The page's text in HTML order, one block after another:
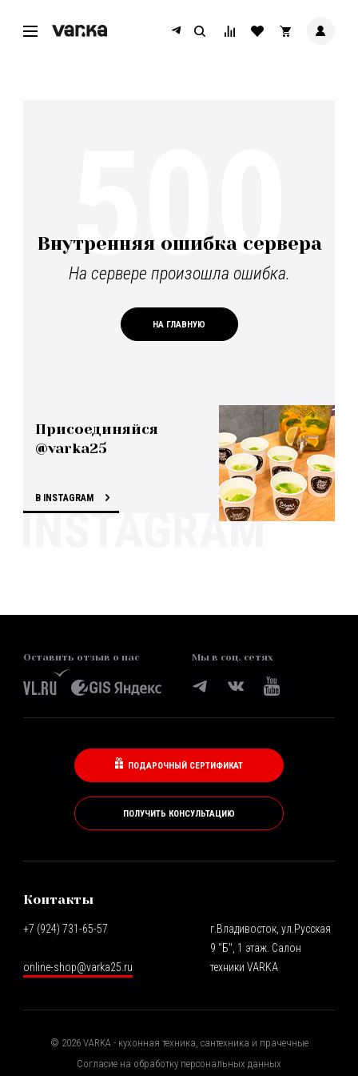
Внутренняя ошибка сервера
На сервере произошла ошибка.
НА ГЛАВНУЮ
500
Присоединяйся
@varka25
В INSTAGRAM
Оставить отзыв о нас Мы в соц. сетях
ПОДАРОЧНЫЙ СЕРТИФИКАТ
ПОЛУЧИТЬ КОНСУЛЬТАЦИЮ
Контакты
+7 (924) 731-65-57
online-shop@varka25.ru
г.Владивосток, ул.Русская
9 "Б", 1 этаж. Салон
техники VARKA
© 2026VARKA - кухонная техника, сантехника и прачечные
Согласие на обработку персональных данных